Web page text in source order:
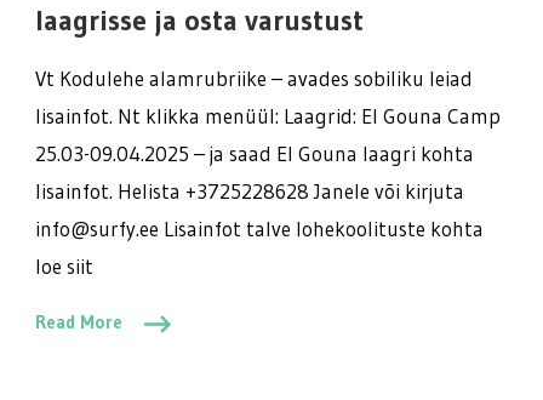
trenni,
varustust
laagrisse ja osta varustust
Vt Kodulehe alamrubriike – avades sobiliku leiad
lisainfot. Nt klikka menüül: Laagrid: El Gouna Camp
25.03-09.04.2025 – ja saad El Gouna laagri kohta
lisainfot. Helista +3725228628 Janele või kirjuta
info@surfy.ee Lisainfot talve lohekoolituste kohta
loe siit
Read More